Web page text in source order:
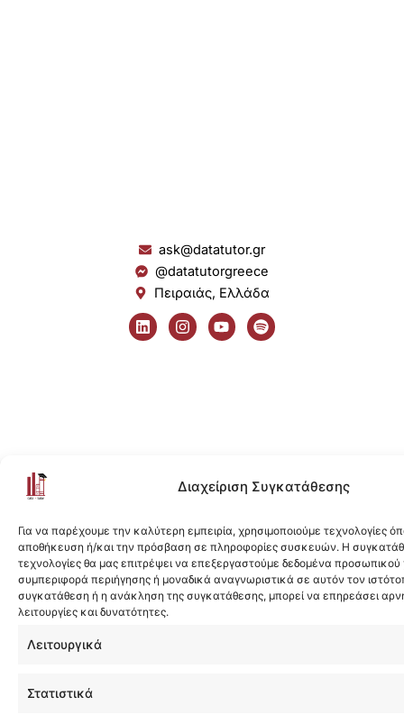
Διαχείριση Συγκατάθεσης
Για να παρέχουμε την καλύτερη εμπειρία, χρησιμοποιούμε τεχνολογίες
αποθήκευση ή/και την πρόσβαση σε πληροφορίες συσκευών. Η
τεχνολογίες θα μας επιτρέψει να επεξεργαστούμε δεδομένα
συμπεριφορά περιήγησης ή μοναδικά αναγνωριστικά σε αυτόν τον
συγκατάθεση ή η ανάκληση της συγκατάθεσης, μπορεί να επηρεάσει
λειτουργίες και δυνατότητες.
Λειτουργικά
Στατιστικά
ask@datatutor.gr
@datatutorgreece
Πειραιάς, Ελλάδα
L
i
n
I
n
s
Y
o
u
S
p
o